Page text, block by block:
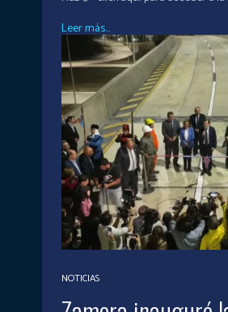
Leer más...
NOTICIAS